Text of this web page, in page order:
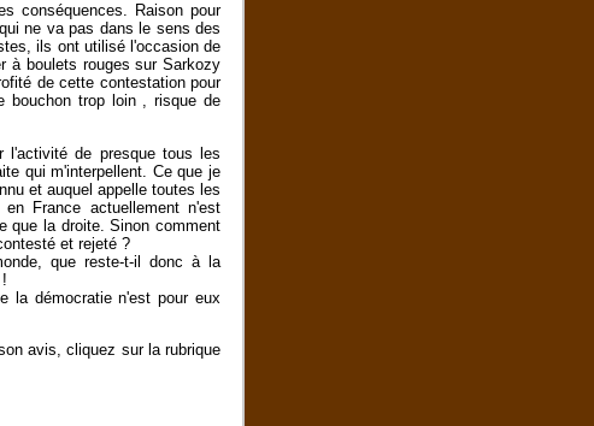
conséquences. Raison pour
ne va pas dans le sens des
ils ont utilisé l'occasion de
à boulets rouges sur Sarkozy
de cette contestation pour
bouchon trop loin , risque de
l'activité de presque tous les
qui m'interpellent. Ce que je
et auquel appelle toutes les
France actuellement n'est
que la droite. Sinon comment
et rejeté ?
que reste-t-il donc à la
la démocratie n'est pour eux
avis, cliquez sur la rubrique